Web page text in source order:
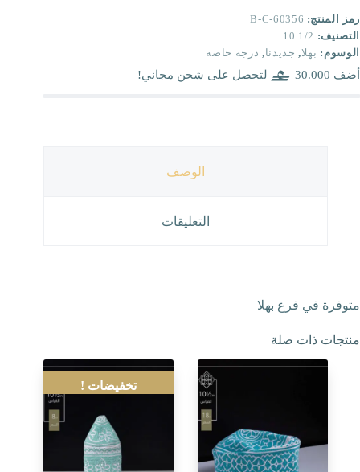
رمز المنتج: B-C-60356
التصنيف: 1/2 10
الوسوم: بهلا, جديدنا, درجة خاصة
أضف 30.000 لتحصل على شحن مجاني!
الوصف
التعليقات
متوفرة في فرع بهلا
منتجات ذات صلة
تخفيضات !